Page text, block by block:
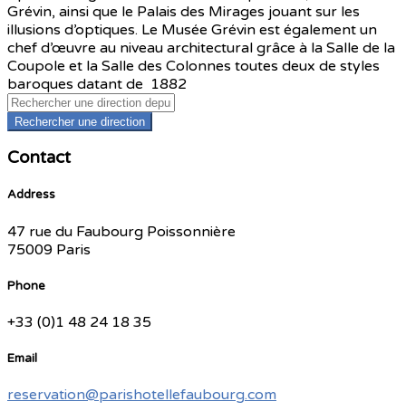
Grévin, ainsi que le Palais des Mirages jouant sur les
illusions d’optiques. Le Musée Grévin est également un
chef d’œuvre au niveau architectural grâce à la Salle de la
Coupole et la Salle des Colonnes toutes deux de styles
baroques datant de 1882
Rechercher une direction
Contact
Address
47 rue du Faubourg Poissonnière
75009 Paris
Phone
+33 (0)1 48 24 18 35
Email
reservation@parishotellefaubourg.com